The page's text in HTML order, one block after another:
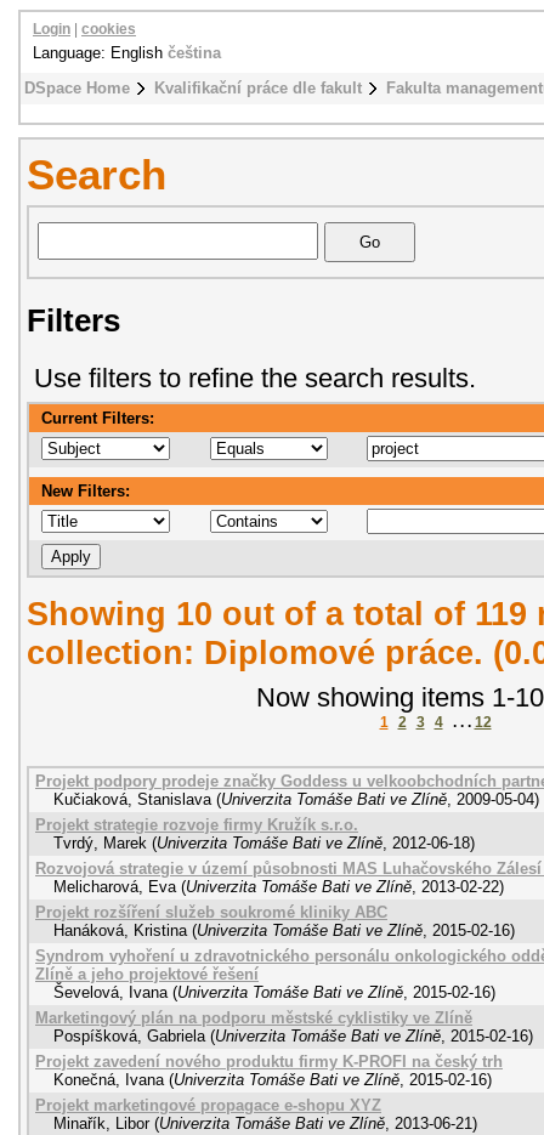
DSpace Home Kvalifikační práce dle fakult Fakulta
Login cookies
Language: English čeština
Search
Filters
Use filters to refine the search results.
Current Filters:
New Filters:
Showing 10 out of a total of 119
collection: Diplomové práce.
Now showing items 1-
1 2 3 4 . . . 12
Projekt podpory prodeje značky Goddess u velkoobchodních
Kučiaková, Stanislava (Univerzita Tomáše Bati ve Zlíně, 2009-05-04)
Projekt strategie rozvoje firmy Kružík s.r.o.
Tvrdý, Marek (Univerzita Tomáše Bati ve Zlíně, 2012-06-18)
Rozvojová strategie v území působnosti MAS Luhačovského
Melicharová, Eva (Univerzita Tomáše Bati ve Zlíně, 2013-02-22)
Projekt rozšíření služeb soukromé kliniky ABC
Hanáková, Kristina (Univerzita Tomáše Bati ve Zlíně, 2015-02-16)
Syndrom vyhoření u zdravotnického personálu onkologického
Zlíně a jeho projektové řešení
Ševelová, Ivana (Univerzita Tomáše Bati ve Zlíně, 2015-02-16)
Marketingový plán na podporu městské cyklistiky ve Zlíně
Pospíšková, Gabriela (Univerzita Tomáše Bati ve Zlíně, 2015-02-16)
Projekt zavedení nového produktu firmy K-PROFI na český trh
Konečná, Ivana (Univerzita Tomáše Bati ve Zlíně, 2015-02-16)
Projekt marketingové propagace e-shopu XYZ
Minařík, Libor (Univerzita Tomáše Bati ve Zlíně, 2013-06-21)